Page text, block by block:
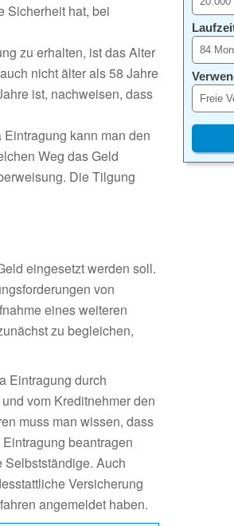
Sicherheit hat, bei
zu erhalten, ist das Alter
nicht älter als 58 Jahre
ist, nachweisen, dass
kann man den
Weg das Geld
Die Tilgung
eingesetzt werden soll.
von
eines weiteren
zu begleichen,
Eintragung durch
vom Kreditnehmer den
muss man wissen, dass
beantragen
Selbstständige. Auch
Versicherung
angemeldet haben.